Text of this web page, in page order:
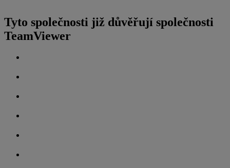
Tyto společnosti již důvěřují společnosti
TeamViewer